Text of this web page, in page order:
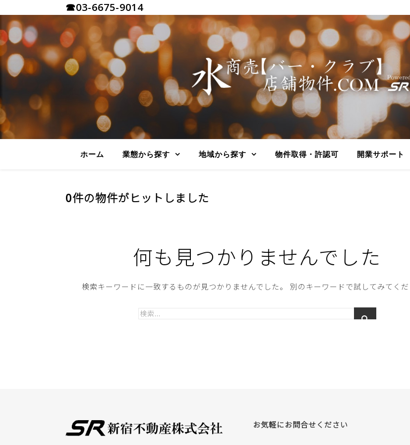
☎03-6675-9014
ホーム 業態から探す 地域から探す 物件取得・許認可 開業サポート
0件の物件がヒットしました
何も見つかりませんでした
検索キーワードに一致するものが見つかりませんでした。 別のキーワードで試してみてくだ
お気軽にお問合せください